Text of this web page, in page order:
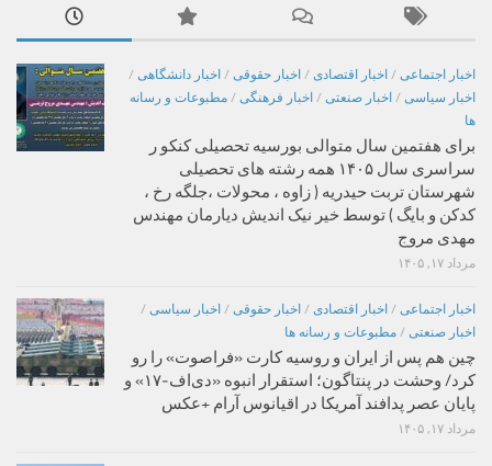
اخبار اجتماعی / اخبار اقتصادی / اخبار حقوقی / اخبار دانشگاهی /
اخبار سیاسی / اخبار صنعتی / اخبار فرهنگی / مطبوعات و رسانه
ها
برای هفتمین سال متوالی بورسیه تحصیلی کنکو ر
سراسری سال ۱۴۰۵ همه رشته های تحصیلی
شهرستان تربت حیدریه ( زاوه ، محولات ،جلگه رخ ،
کدکن و بایگ ) توسط خیر نیک اندیش دیارمان مهندس
مهدی مروج
مرداد ۱۷, ۱۴۰۵
اخبار اجتماعی / اخبار اقتصادی / اخبار حقوقی / اخبار سیاسی /
اخبار صنعتی / مطبوعات و رسانه ها
چین هم پس از ایران و روسیه کارت «فراصوت» را رو
کرد/ وحشت در پنتاگون؛ استقرار انبوه «دی‌اف‑۱۷» و
پایان عصر پدافند آمریکا در اقیانوس آرام +عکس
مرداد ۱۷, ۱۴۰۵